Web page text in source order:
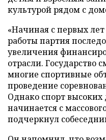
культурой рядом с
«Начиная с первых
работы партия
увеличения
отрасли. Государство
многие спортивные
проведение
Однако спорт
начинается с
подчеркнул